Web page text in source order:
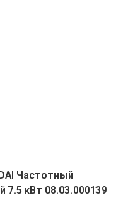
Частотный
7.5 кВт 08.03.000139